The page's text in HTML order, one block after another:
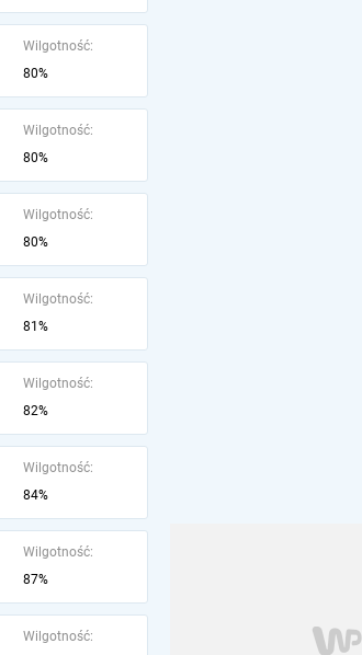
Wilgotność:
80%
Wilgotność:
80%
Wilgotność:
80%
Wilgotność:
81%
Wilgotność:
82%
Wilgotność:
84%
Wilgotność:
87%
Wilgotność: